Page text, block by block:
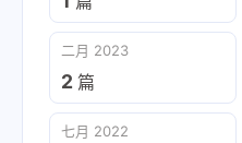
二月 2023
2 篇
七月 2022